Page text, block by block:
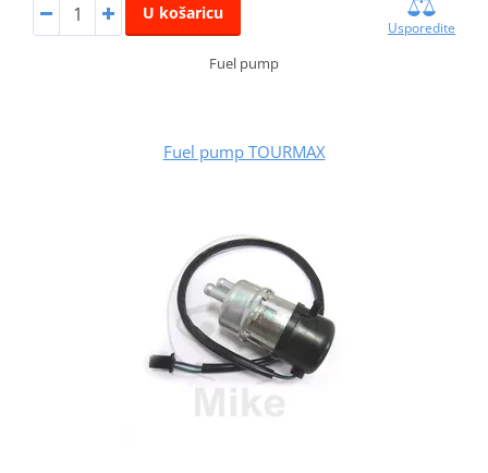
U košaricu
Usporedite
Fuel pump
Fuel pump TOURMAX